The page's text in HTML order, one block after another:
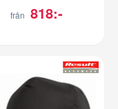
från 818:-